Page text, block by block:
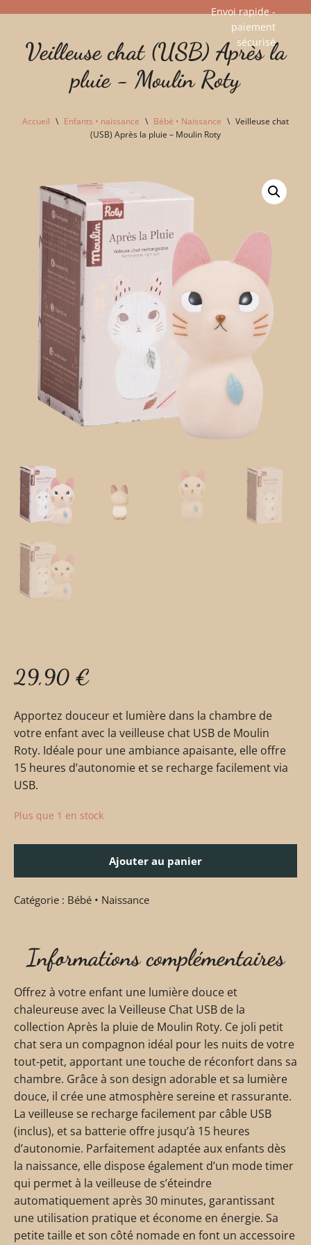
Envoi rapide -
paiement
sécurisé​
Veilleuse chat (USB) Après la
pluie - Moulin Roty
Accueil \ Enfants • naissance \ Bébé • Naissance \ Veilleuse chat
(USB) Après la pluie – Moulin Roty
29,90 €
Apportez douceur et lumière dans la chambre de
votre enfant avec la veilleuse chat USB de Moulin
Roty. Idéale pour une ambiance apaisante, elle offre
15 heures d’autonomie et se recharge facilement via
USB.
Plus que 1 en stock
Ajouter au panier
Catégorie : Bébé • Naissance
Informations complémentaires
Offrez à votre enfant une lumière douce et
chaleureuse avec la Veilleuse Chat USB de la
collection Après la pluie de Moulin Roty. Ce joli petit
chat sera un compagnon idéal pour les nuits de votre
tout-petit, apportant une touche de réconfort dans sa
chambre. Grâce à son design adorable et sa lumière
douce, il crée une atmosphère sereine et rassurante.
La veilleuse se recharge facilement par câble USB
(inclus), et sa batterie offre jusqu’à 15 heures
d’autonomie. Parfaitement adaptée aux enfants dès
la naissance, elle dispose également d’un mode timer
qui permet à la veilleuse de s’éteindre
automatiquement après 30 minutes, garantissant
une utilisation pratique et économe en énergie. Sa
petite taille et son côté nomade en font un accessoire